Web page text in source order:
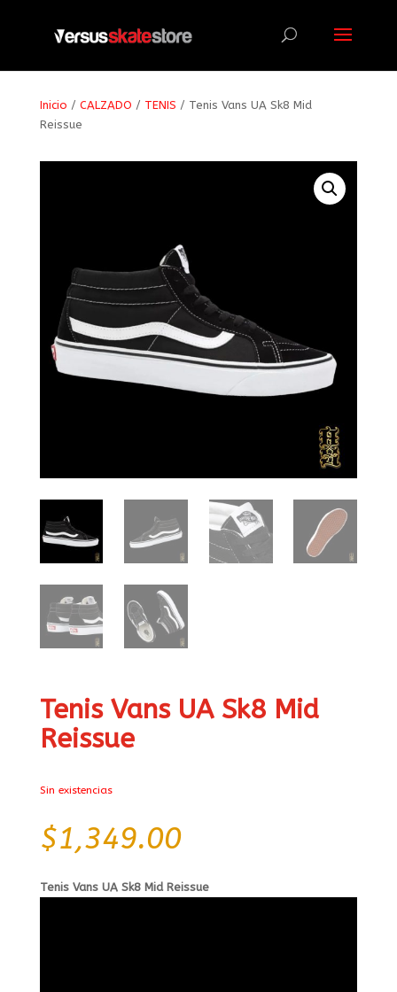
Inicio / CALZADO / TENIS / Tenis Vans UA Sk8 Mid
Reissue
Tenis Vans UA Sk8 Mid
Reissue
Sin existencias
$1,349.00
Tenis Vans UA Sk8 Mid Reissue